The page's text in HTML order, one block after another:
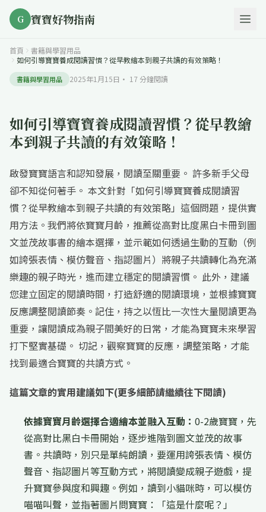
G 寶寶好物指南
首頁
書籍與學習用品
如何引導寶寶養成閱讀習慣？從早教繪本到親子共讀的有效策略！
書籍與學習用品 2025年1月15日 · 17 分鐘閱讀
如何引導寶寶養成閱讀習慣？從早教繪
本到親子共讀的有效策略！
啟發寶寶語言和認知發展，閱讀至關重要。 許多新手父母
卻不知從何著手。 本文針對「如何引導寶寶養成閱讀習
慣？從早教繪本到親子共讀的有效策略」這個問題，提供實
用方法。我們將依寶寶月齡，推薦從高對比度黑白卡冊到圖
文並茂故事書的繪本選擇，並示範如何透過生動的互動（例
如誇張表情、模仿聲音、指認圖片）將親子共讀轉化為充滿
樂趣的親子時光，進而建立穩定的閱讀習慣。 此外，建議
您建立固定的閱讀時間，打造舒適的閱讀環境，並根據寶寶
反應調整閱讀節奏。記住，持之以恆比一次性大量閱讀更為
重要，讓閱讀成為親子間美好的日常，才能為寶寶未來學習
打下堅實基礎。 切記，觀察寶寶的反應，調整策略，才能
找到最適合寶寶的共讀方式。
這篇文章的實用建議如下(更多細節請繼續往下閱讀)
依據寶寶月齡選擇合適繪本並融入互動： 0-2歲寶寶，先
從高對比黑白卡冊開始，逐步進階到圖文並茂的故事
書。共讀時，別只是單純朗讀，要運用誇張表情、模仿
聲音、指認圖片等互動方式，將閱讀變成親子遊戲，提
升寶寶參與度和興趣。例如，讀到小貓咪時，可以模仿
喵喵叫聲，並指著圖片問寶寶：「這是什麼呢？」